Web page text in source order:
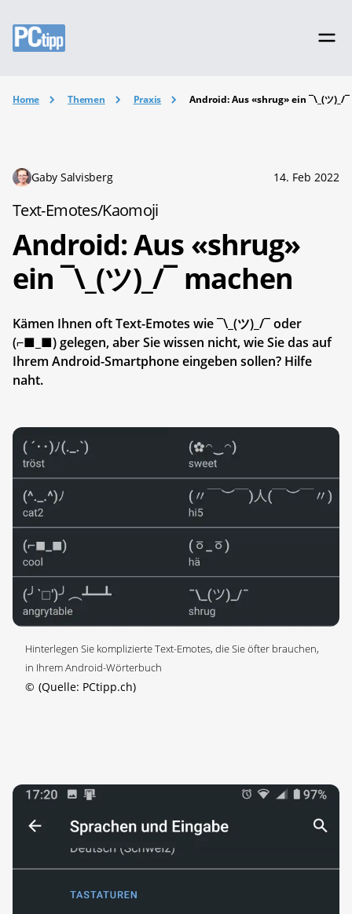
Home Themen Praxis Android: Aus «shrug» ein ¯\_(ツ)_/
Gaby Salvisberg 14. Feb 2022
Text-Emotes/Kaomoji
Android: Aus «shrug»
ein ¯\_(ツ)_/¯ machen
Kämen Ihnen oft Text-Emotes wie ¯\_(ツ)_/¯ oder
(⌐■_■) gelegen, aber Sie wissen nicht, wie Sie das auf
Ihrem Android-Smartphone eingeben sollen? Hilfe
naht.
Hinterlegen Sie komplizierte Text-Emotes, die Sie öfter brauchen,
in Ihrem Android-Wörterbuch
© (Quelle: PCtipp.ch)